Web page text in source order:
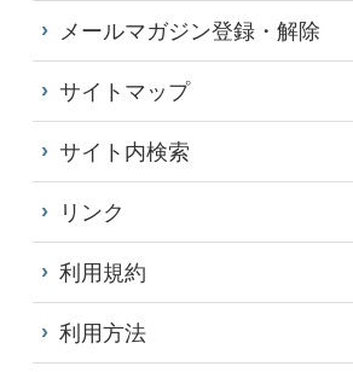
メールマガジン登録・解除
サイトマップ
サイト内検索
リンク
利用規約
利用方法